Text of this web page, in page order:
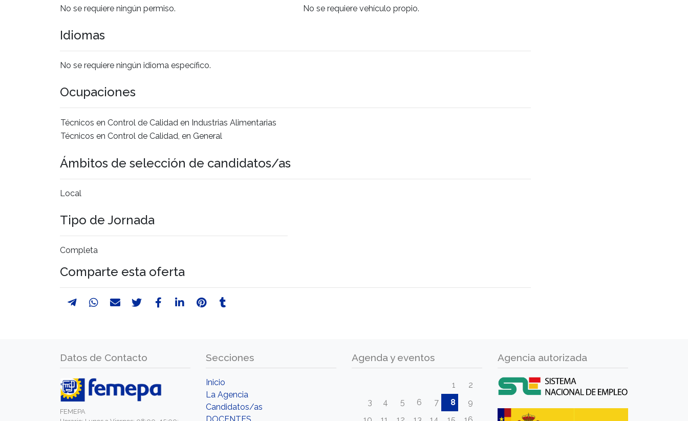
No se requiere ningún permiso. No se requiere vehículo propio.
Idiomas
No se requiere ningún idioma específico.
Ocupaciones
Técnicos en Control de Calidad en Industrias Alimentarias
Técnicos en Control de Calidad, en General
Ámbitos de selección de candidatos/as
Local
Tipo de Jornada
Completa
Comparte esta oferta
Datos de Contacto
FEMEPA
Secciones
Inicio
La Agencia
Candidatos/as
Agenda y eventos
1
2
3
4 5 6 7 8
9
Agencia autorizada